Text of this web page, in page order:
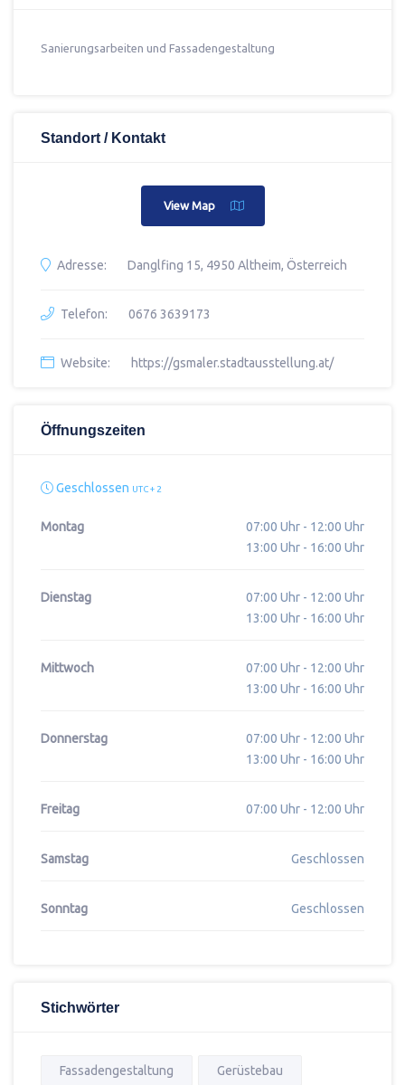
Sanierungsarbeiten und Fassadengestaltung
Standort / Kontakt
View Map
Adresse: Danglfing 15, 4950 Altheim, Österreich
Telefon: 0676 3639173
Website: https://gsmaler.stadtausstellung.at/
Öffnungszeiten
Geschlossen UTC + 2
Montag
07:00 Uhr - 12:00 Uhr
13:00 Uhr - 16:00 Uhr
Dienstag
07:00 Uhr - 12:00 Uhr
13:00 Uhr - 16:00 Uhr
Mittwoch
07:00 Uhr - 12:00 Uhr
13:00 Uhr - 16:00 Uhr
Donnerstag
07:00 Uhr - 12:00 Uhr
13:00 Uhr - 16:00 Uhr
Freitag 07:00 Uhr - 12:00 Uhr
Samstag Geschlossen
Sonntag Geschlossen
Stichwörter
Fassadengestaltung Gerüstebau